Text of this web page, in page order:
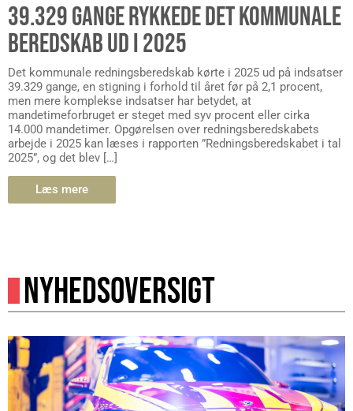
39.329 GANGE RYKKEDE DET KOMMUNALE
BEREDSKAB UD I 2025
Det kommunale redningsberedskab kørte i 2025 ud på indsatser
39.329 gange, en stigning i forhold til året før på 2,1 procent,
men mere komplekse indsatser har betydet, at
mandetimeforbruget er steget med syv procent eller cirka
14.000 mandetimer. Opgørelsen over redningsberedskabets
arbejde i 2025 kan læses i rapporten ”Redningsberedskabet i tal
2025”, og det blev […]
Læs mere
NYHEDSOVERSIGT